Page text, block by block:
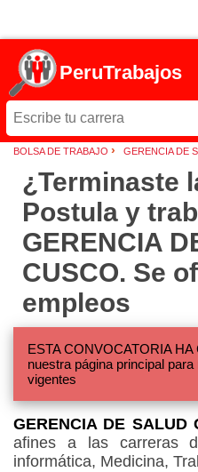
PeruTrabajos
BOLSA DE TRABAJO › GERENCIA DE
¿Terminaste
Postula y
GERENCIA
CUSCO. Se
empleos
ESTA CONVOCATORIA
nuestra página principal
vigentes
GERENCIA DE SALUD
afines a las carreras
informática, Medicina,